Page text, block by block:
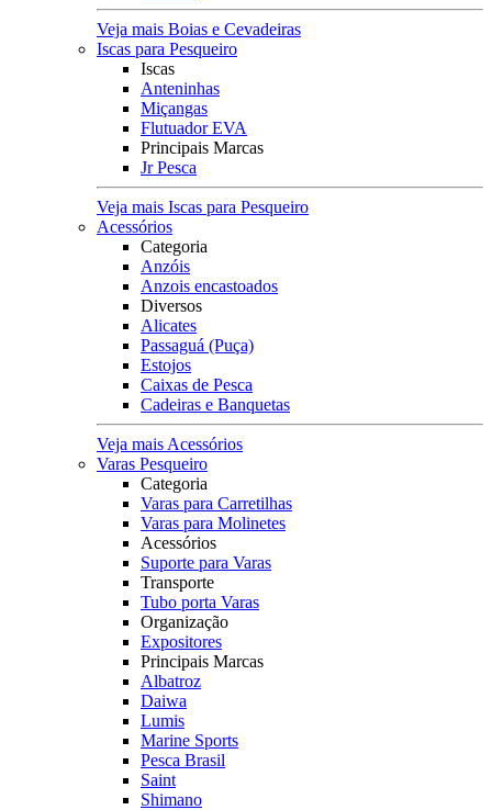
Veja mais Boias e Cevadeiras
Iscas para Pesqueiro
Iscas
Anteninhas
Miçangas
Flutuador EVA
Principais Marcas
Jr Pesca
Veja mais Iscas para Pesqueiro
Acessórios
Categoria
Anzóis
Anzois encastoados
Diversos
Alicates
Passaguá (Puça)
Estojos
Caixas de Pesca
Cadeiras e Banquetas
Veja mais Acessórios
Varas Pesqueiro
Categoria
Varas para Carretilhas
Varas para Molinetes
Acessórios
Suporte para Varas
Transporte
Tubo porta Varas
Organização
Expositores
Principais Marcas
Albatroz
Daiwa
Lumis
Marine Sports
Pesca Brasil
Saint
Shimano